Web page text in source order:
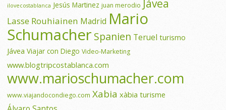
ilovecostablanca Jesús Martinez juan merodio Jávea
Lasse Rouhiainen Madrid Mario
Schumacher Spanien Teruel turismo
Jávea Viajar con Diego Video-Marketing
www.blogtripcostablanca.com
www.marioschumacher.com
www.viajandocondiego.com Xabia xàbia turisme